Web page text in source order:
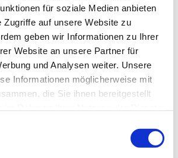
für soziale Medien anbieten
Zugriffe auf unsere Website zu
geben wir Informationen zu Ihrer
Website an unsere Partner für
und Analysen weiter. Unsere
Informationen möglicherweise mit
die Sie ihnen bereitgestellt
for more